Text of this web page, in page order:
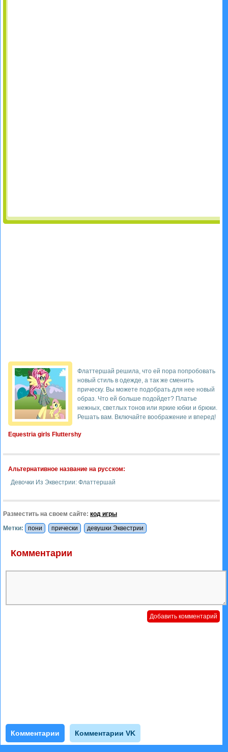
Equestria girls Fluttershy
Флаттершай решила, что ей пора попробовать
новый стиль в одежде, а так же сменить
прическу. Вы можете подобрать для нее новый
образ. Что ей больше подойдет? Платье
нежных, светлых тонов или яркие юбки и брюки.
Решать вам. Включайте воображение и вперед!
Альтернативное название на русском:
Девочки Из Эквестрии: Флаттершай
Разместить на своем сайте: код игры
Метки:
пони прически девушки Эквестрии
Комментарии
Комментарии Комментарии VK